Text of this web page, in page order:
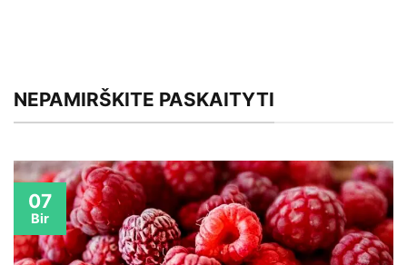
NEPAMIRŠKITE PASKAITYTI
07
Bir